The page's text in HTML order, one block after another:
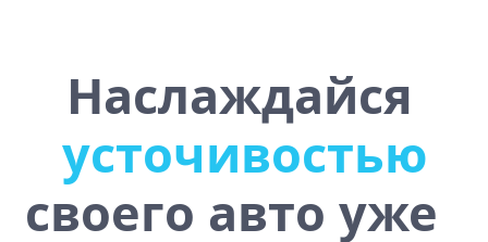
Наслаждайся
к о
усточивостью
своего авто уже